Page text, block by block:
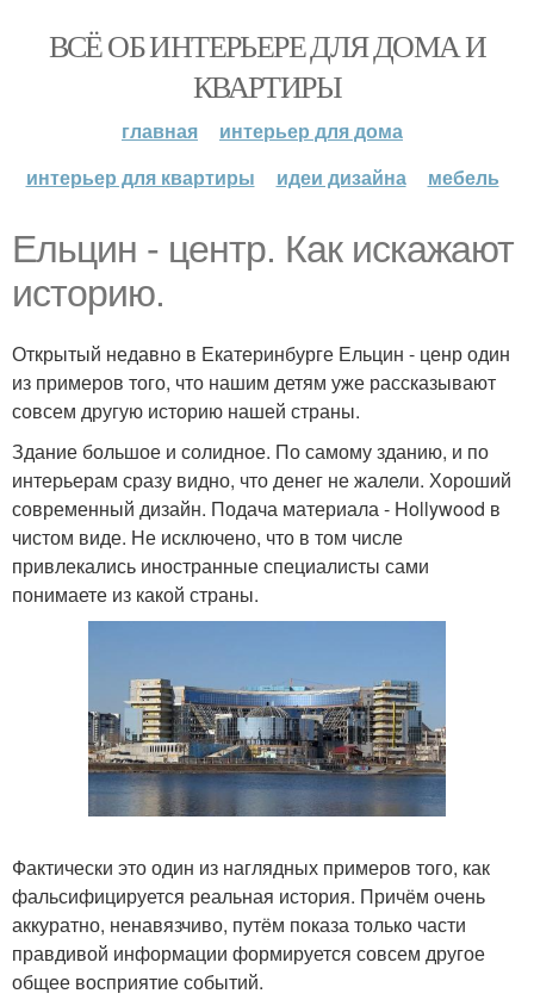
ВСЁ ОБ ИНТЕРЬЕРЕ ДЛЯ ДОМА И
КВАРТИРЫ
главная
интерьер для дома
интерьер для квартиры
идеи дизайна мебель
Ельцин - центр. Как искажают
историю.
Открытый недавно в Екатеринбурге Ельцин - ценр один
из примеров того, что нашим детям уже рассказывают
совсем другую историю нашей страны.
Здание большое и солидное. По самому зданию, и по
интерьерам сразу видно, что денег не жалели. Хороший
современный дизайн. Подача материала - Hollywood в
чистом виде. Не исключено, что в том числе
привлекались иностранные специалисты сами
понимаете из какой страны.
Фактически это один из наглядных примеров того, как
фальсифицируется реальная история. Причём очень
аккуратно, ненавязчиво, путём показа только части
правдивой информации формируется совсем другое
общее восприятие событий.